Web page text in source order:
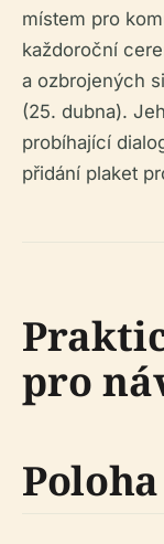
místem pro
každoroční
a ozbrojených
(25. dubna).
probíhající
přidání plaket
pro